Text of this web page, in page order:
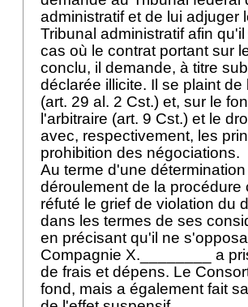
administratif et de lui
Tribunal administratif afin
cas où le contrat portant sur
conclu, il demande, à titre
déclarée illicite. Il se plaint
(art. 29 al. 2 Cst.) et, sur le
l'arbitraire (art. 9 Cst.) et le
avec, respectivement, les
prohibition des négociations.
Au terme d'une
déroulement de la procédure
réfuté le grief de violation du
dans les termes de ses
en précisant qu'il ne
Compagnie X.________ a
de frais et dépens. Le
fond, mais a également fait